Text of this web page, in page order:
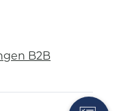
B2B